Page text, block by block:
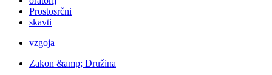
Prostosrčni
skavti
vzgoja
Zakon &amp; Družina